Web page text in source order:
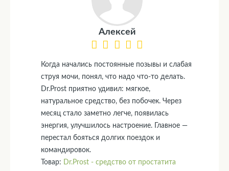
Алексей
Когда начались постоянные позывы и слабая
струя мочи, понял, что надо что-то делать.
Dr.Prost приятно удивил: мягкое,
натуральное средство, без побочек. Через
месяц стало заметно легче, появилась
энергия, улучшилось настроение. Главное —
перестал бояться долгих поездок и
командировок.
Товар: Dr.Prost - средство от простатита